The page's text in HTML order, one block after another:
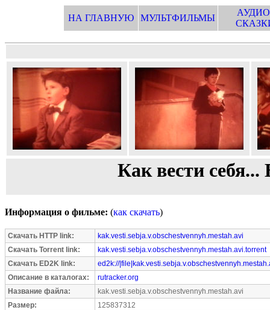
НА ГЛАВНУЮ МУЛЬТФИЛЬМЫ
Как вести
Информация о фильме: (как скачать)
Скачать HTTP link:
kak.vesti.sebja.v.obschestvennyh.mestah.avi
Скачать Torrent link:
kak.vesti.sebja.v.obschestvennyh.mestah.avi.torrent
Скачать ED2K link:
ed2k://
Описание в каталогах:
rutracker.org
Название файла:
kak.vesti.sebja.v.obschestvennyh.mestah.avi
Размер:
125837312